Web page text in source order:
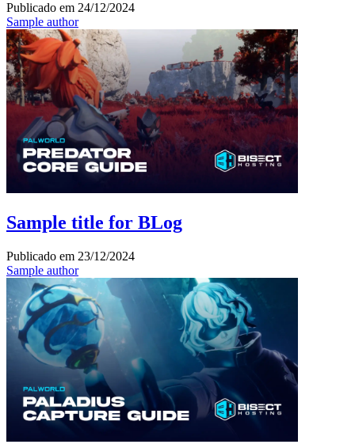
Publicado em 24/12/2024
Sample author
Sample title for BLog
Publicado em 23/12/2024
Sample author